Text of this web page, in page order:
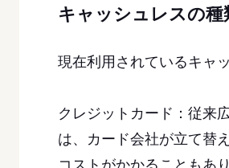
キャッシュレスの種
現在利用されているキャ
クレジットカード：従来
は、カード会社が立て替
コストがかかることもあ